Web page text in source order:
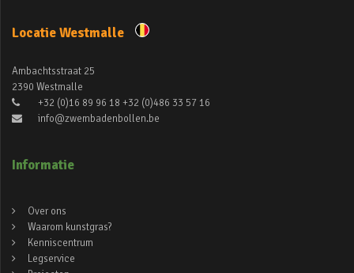
Locatie Westmalle
Ambachtsstraat 25
2390 Westmalle
+32 (0)16 89 96 18 +32 (0)486 33 57 16
info@zwembadenbollen.be
Informatie
Over ons
Waarom kunstgras?
Kenniscentrum
Legservice